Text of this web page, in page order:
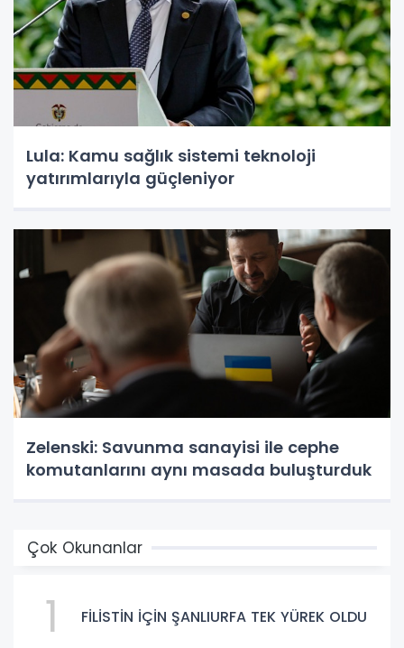
Lula: Kamu sağlık sistemi teknoloji
yatırımlarıyla güçleniyor
Zelenski: Savunma sanayisi ile cephe
komutanlarını aynı masada buluşturduk
Çok Okunanlar
1 FİLİSTİN İÇİN ŞANLIURFA TEK YÜREK OLDU